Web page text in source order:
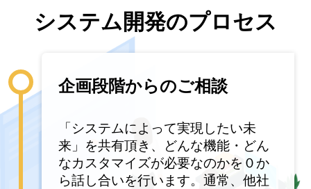
システム開発のプロセス
企画段階からのご相談
「システムによって実現したい未
来」を共有頂き、どんな機能・どん
なカスタマイズが必要なのかを０か
ら話し合いを行います。通常、他社